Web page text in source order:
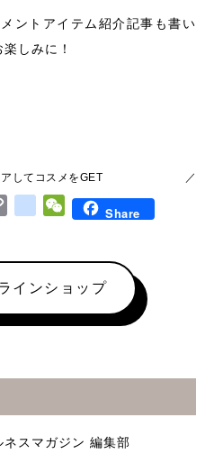
ントアイテム紹介記事も書い
しみに！
してコスメをGET
Copy Linkgoogle_bookmarks
WeChatShare
インショップ
ネスマガジン 編集部